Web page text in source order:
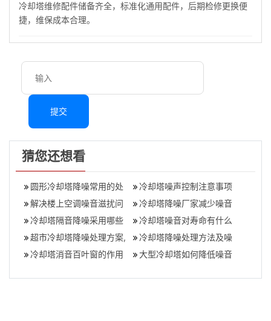
冷却塔维修配件储备齐全，标准化通用配件，后期检修更换便
捷，维保成本合理。
提交
猜您还想看
圆形冷却塔降噪常用的处
理方法,冷却塔噪音控制标
准
冷却塔噪声控制注意事项
（如何消除冷却塔噪声）,
冷却塔噪声污染
解决楼上空调噪音滋扰问
题的小窍门（楼上室外空
调声音大不算
冷却塔降噪厂家减少噪音
污染的方法,冷却塔降噪专
利
冷却塔隔音降噪采用哪些
方法（冷却塔隔音降噪工
程）,冷却塔做隔
冷却塔噪音对寿命有什么
影响？,冷却塔噪音控制标
准
超市冷却塔降噪处理方案,
冷却塔噪音污染
冷却塔降噪处理方法及噪
音的来源,冷却塔降噪外立
冷却塔消音百叶窗的作用
大型冷却塔如何降低噪音